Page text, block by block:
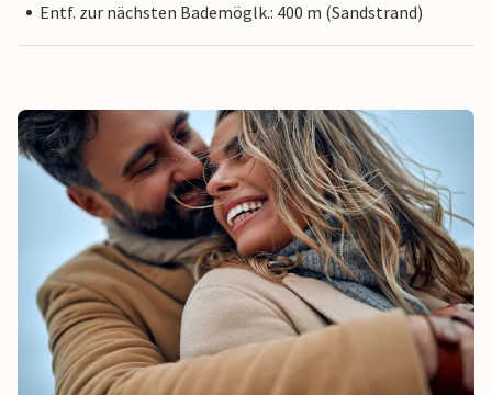
Entf. zur nächsten Bademöglk.: 400 m (Sandstrand)